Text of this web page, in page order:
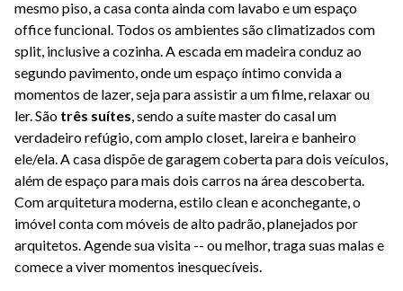
mesmo piso, a casa conta ainda com lavabo e um espaço
office funcional. Todos os ambientes são climatizados com
split, inclusive a cozinha. A escada em madeira conduz ao
segundo pavimento, onde um espaço íntimo convida a
momentos de lazer, seja para assistir a um filme, relaxar ou
ler. São três suítes, sendo a suíte master do casal um
verdadeiro refúgio, com amplo closet, lareira e banheiro
ele/ela. A casa dispõe de garagem coberta para dois veículos,
além de espaço para mais dois carros na área descoberta.
Com arquitetura moderna, estilo clean e aconchegante, o
imóvel conta com móveis de alto padrão, planejados por
arquitetos. Agende sua visita -- ou melhor, traga suas malas e
comece a viver momentos inesquecíveis.